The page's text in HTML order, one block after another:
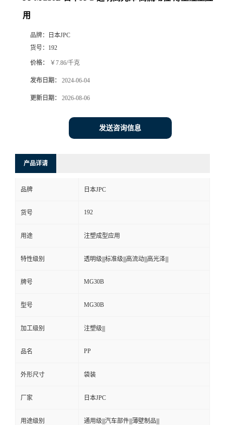
用
品牌：
日本JPC
货号： 192
价格： ￥7.86/千克
发布日期： 2024-06-04
更新日期： 2026-08-06
发送咨询信息
产品详请
品牌 日本JPC
货号 192
用途 注塑成型应用
特性级别 透明级|||标准级|||高流动|||高光泽|||
牌号 MG30B
型号 MG30B
加工级别 注塑级|||
品名 PP
外形尺寸 袋装
厂家 日本JPC
用途级别 通用级|||汽车部件|||薄壁制品|||